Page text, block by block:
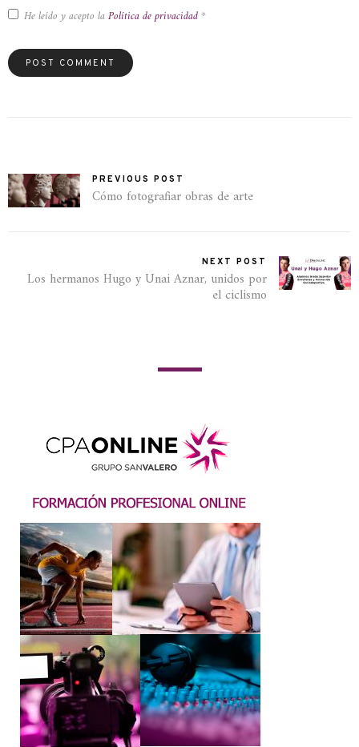
He leído y acepto la Política de privacidad *
PREVIOUS POST
Cómo fotografiar obras de arte
NEXT POST
Los hermanos Hugo y Unai Aznar, unidos por
el ciclismo